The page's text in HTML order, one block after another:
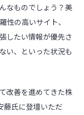
なものでしょう？美
性の高いサイト、
したい情報が優先さ
い、といった状況も
改善を進めてきた株
藤氏に登壇いただ